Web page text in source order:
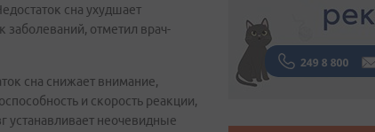
сна ухудшает
отметил врач-
сна снижает внимание,
и скорость реакции,
устанавливает неочевидные